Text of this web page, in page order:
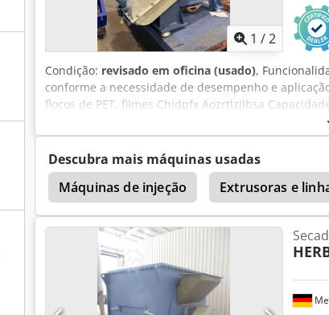
1 /2
Condição: revisado em oficina (usado),
conforme a necessidade de desempenho e
flocos de PET, filmes Chjdpfx Aozrtlzjlbsa
Descubra mais máquinas usadas
Máquinas de injeção
Extrusoras e